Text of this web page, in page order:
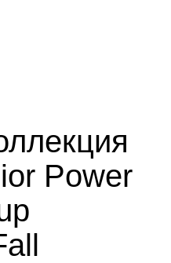
Power